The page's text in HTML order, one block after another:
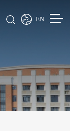
EN